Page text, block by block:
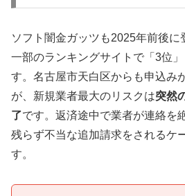
ソフト闇金ガッツも2025年前後に
一部のランキングサイトで「3位
す。名古屋市天白区からも申込み
が、新規業者最大のリスクは突然
了です。返済途中で業者が連絡を
残らず不当な追加請求をされるケ
す。